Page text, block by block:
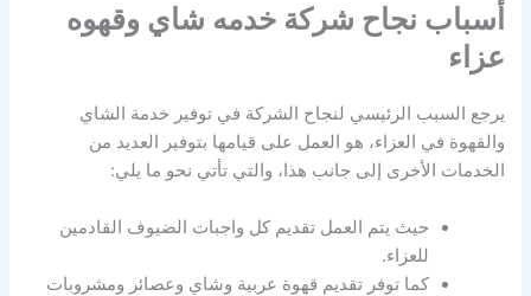
أسباب نجاح شركة خدمه شاي وقهوه
عزاء
يرجع السبب الرئيسي لنجاح الشركة في توفير خدمة الشاي
والقهوة في العزاء، هو العمل على قيامها بتوفير العديد من
الخدمات الأخرى إلى جانب هذا، والتي تأتي نحو ما يلي:
حيث يتم العمل تقديم كل واجبات الضيوف القادمين
للعزاء.
كما توفر تقديم قهوة عربية وشاي وعصائر ومشروبات